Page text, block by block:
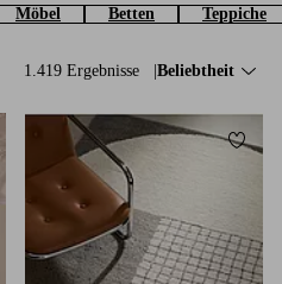
Möbel Betten Teppiche
1.419 Ergebnisse Sortieren nach:
Beliebtheit
hinzufügen Zu